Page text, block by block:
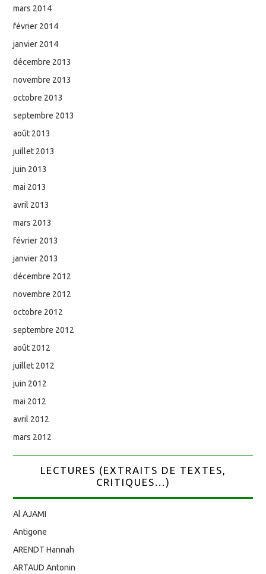
mars 2014
février 2014
janvier 2014
décembre 2013
novembre 2013
octobre 2013
septembre 2013
août 2013
juillet 2013
juin 2013
mai 2013
avril 2013
mars 2013
février 2013
janvier 2013
décembre 2012
novembre 2012
octobre 2012
septembre 2012
août 2012
juillet 2012
juin 2012
mai 2012
avril 2012
mars 2012
LECTURES (EXTRAITS DE TEXTES,
CRITIQUES...)
Al AJAMI
Antigone
ARENDT Hannah
ARTAUD Antonin